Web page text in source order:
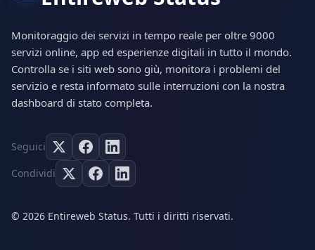
Monitoraggio dei servizi in tempo reale per oltre 9000
servizi online, app ed esperienze digitali in tutto il mondo.
Controlla se i siti web sono giù, monitora i problemi del
servizio e resta informato sulle interruzioni con la nostra
dashboard di stato completa.
Seguici
Condividi
© 2026 Entireweb Status. Tutti i diritti riservati.